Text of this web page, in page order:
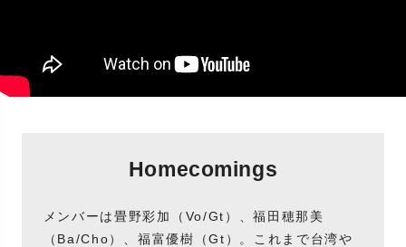
Homecomings
メンバーは畳野彩加（Vo/Gt）、福田穂那美
（Ba/Cho）、福富優樹（Gt）。これまで台湾や